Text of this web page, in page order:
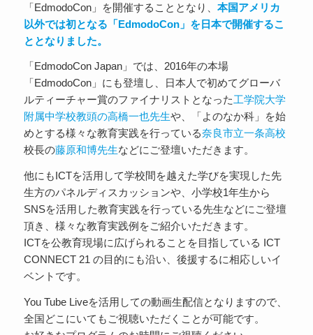
「EdmodoCon」を開催することとなり、 本国アメリカ
以外では初となる「EdmodoCon」を日本で開催するこ
ととなりました。
「EdmodoCon Japan」では、2016年の本場
「EdmodoCon」にも登壇し、日本人で初めてグローバ
ルティーチャー賞のファイナリストとなった工学院大学
附属中学校教頭の高橋一也先生や、「よのなか科」を始
めとする様々な教育実践を行っている奈良市立一条高校
校長の藤原和博先生などにご登壇いただきます。
他にもICTを活用して学校間を越えた学びを実現した先
生方のパネルディスカッションや、小学校1年生から
SNSを活用した教育実践を行っている先生などにご登壇
頂き、様々な教育実践例をご紹介いただきます。
ICTを公教育現場に広げられることを目指している ICT
CONNECT 21 の目的にも沿い、後援するに相応しいイ
ベントです。
You Tube Liveを活用しての動画生配信となりますので、
全国どこにいてもご視聴いただくことが可能です。